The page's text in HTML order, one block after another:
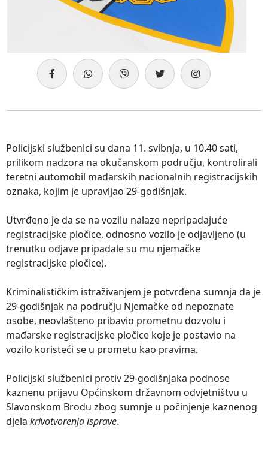
Policijski službenici su dana 11. svibnja, u 10.40 sati,
prilikom nadzora na okučanskom području, kontrolirali
teretni automobil mađarskih nacionalnih registracijskih
oznaka, kojim je upravljao 29-godišnjak.
Utvrđeno je da se na vozilu nalaze nepripadajuće
registracijske pločice, odnosno vozilo je odjavljeno (u
trenutku odjave pripadale su mu njemačke
registracijske pločice).
Kriminalističkim istraživanjem je potvrđena sumnja da je
29-godišnjak na području Njemačke od nepoznate
osobe, neovlašteno pribavio prometnu dozvolu i
mađarske registracijske pločice koje je postavio na
vozilo koristeći se u prometu kao pravima.
Policijski službenici protiv 29-godišnjaka podnose
kaznenu prijavu Općinskom državnom odvjetništvu u
Slavonskom Brodu zbog sumnje u počinjenje kaznenog
djela krivotvorenja isprave.